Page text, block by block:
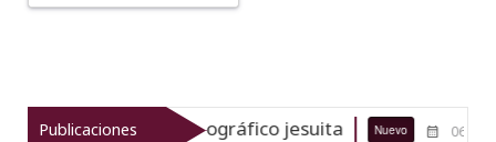
Publicaciones
acervo bibliográfico jesuita Nuevo 06-08-26